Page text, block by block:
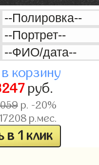
корзину
руб.
р. -20%
р.мес.
в 1 клик